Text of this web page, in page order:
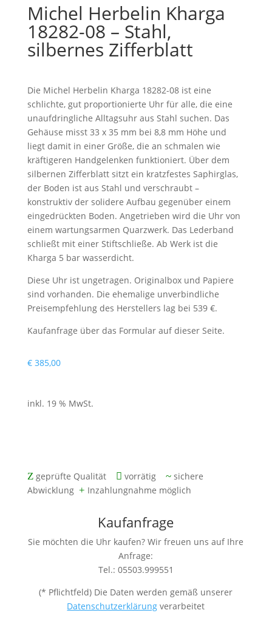
Michel Herbelin Kharga
18282-08 – Stahl,
silbernes Zifferblatt
Die Michel Herbelin Kharga 18282-08 ist eine
schlichte, gut proportionierte Uhr für alle, die eine
unaufdringliche Alltagsuhr aus Stahl suchen. Das
Gehäuse misst 33 x 35 mm bei 8,8 mm Höhe und
liegt damit in einer Größe, die an schmalen wie
kräftigeren Handgelenken funktioniert. Über dem
silbernen Zifferblatt sitzt ein kratzfestes Saphirglas,
der Boden ist aus Stahl und verschraubt –
konstruktiv der solidere Aufbau gegenüber einem
eingedrückten Boden. Angetrieben wird die Uhr von
einem wartungsarmen Quarzwerk. Das Lederband
schließt mit einer Stiftschließe. Ab Werk ist die
Kharga 5 bar wasserdicht.
Diese Uhr ist ungetragen. Originalbox und Papiere
sind vorhanden. Die ehemalige unverbindliche
Preisempfehlung des Herstellers lag bei 539 €.
Kaufanfrage über das Formular auf dieser Seite.
€385,00
inkl. 19 % MwSt.
Zgeprüfte Qualität  vorrätig ~sichere
Abwicklung + Inzahlungnahme möglich
Kaufanfrage
Sie möchten die Uhr kaufen? Wir freuen uns auf Ihre
Anfrage:
Tel.: 05503.999551
(* Pflichtfeld) Die Daten werden gemäß unserer
Datenschutzerklärung verarbeitet